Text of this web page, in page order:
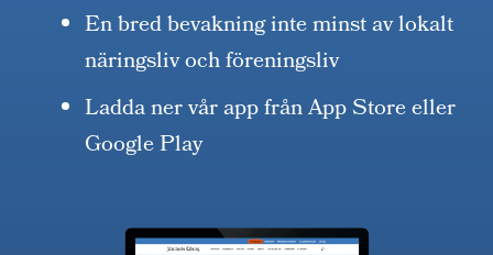
En bred bevakning inte minst av lokalt
näringsliv och föreningsliv
Ladda ner vår app från App Store eller
Google Play